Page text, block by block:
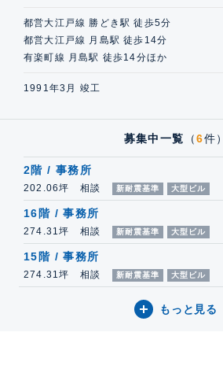
都営大江戸線 勝どき駅 徒歩5分
都営大江戸線 月島駅 徒歩14分
有楽町線 月島駅 徒歩14分ほか
1991年3月 竣工
募集中一覧 （6件）
2階 / 事務所
202.06坪 相談 新耐震基準 大型ビル
16階 / 事務所
274.31坪 相談 新耐震基準 大型ビル
15階 / 事務所
274.31坪 相談 新耐震基準 大型ビル
もっと見る